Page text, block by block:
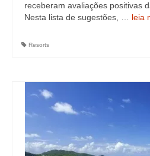
receberam avaliações positivas
Nesta lista de sugestões, … leia
Resorts